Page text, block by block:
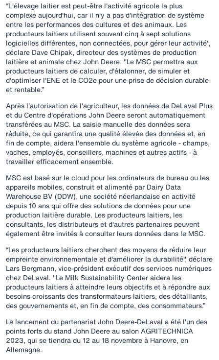
“L'élevage laitier est peut-être l'activité agricole la plus
complexe aujourd'hui, car il n'y a pas d'intégration de système
entre les performances des cultures et des animaux. Les
producteurs laitiers utilisent souvent cinq à sept solutions
logicielles différentes, non connectées, pour gérer leur activité",
déclare Dave Chipak, directeur des systèmes de production
laitière et animale chez John Deere. "Le MSC permettra aux
producteurs laitiers de calculer, d'étalonner, de simuler et
d'optimiser l'ENE et le CO2e pour une prise de décision durable
et rentable.”
Après l'autorisation de l'agriculteur, les données de DeLaval Plus
et du Centre d'opérations John Deere seront automatiquement
transférées au MSC. La saisie manuelle des données sera
réduite, ce qui garantira une qualité élevée des données et, en
fin de compte, aidera l'ensemble du système agricole - champs,
vaches, employés, conseillers, machines et autres actifs - à
travailler efficacement ensemble.
MSC est basé sur le cloud pour les ordinateurs de bureau ou les
appareils mobiles, construit et alimenté par Dairy Data
Warehouse BV (DDW), une société néerlandaise en activité
depuis 10 ans qui offre des solutions de données pour une
production laitière durable. Les producteurs laitiers, les
consultants, les distributeurs et d'autres partenaires peuvent
également être invités à consulter leurs données dans le MSC.
“Les producteurs laitiers cherchent des moyens de réduire leur
empreinte environnementale et d'améliorer la durabilité", déclare
Lars Bergmann, vice-président exécutif des services numériques
chez DeLaval. "Le Milk Sustainability Center aidera les
producteurs laitiers à atteindre leurs objectifs et à répondre aux
besoins croissants des transformateurs laitiers, des détaillants,
des gouvernements et, en fin de compte, des consommateurs.”
Le lancement du partenariat John Deere-DeLaval a été l'un des
points forts du stand John Deere au salon AGRITECHNICA
2023, qui se tiendra du 12 au 18 novembre à Hanovre, en
Allemagne.